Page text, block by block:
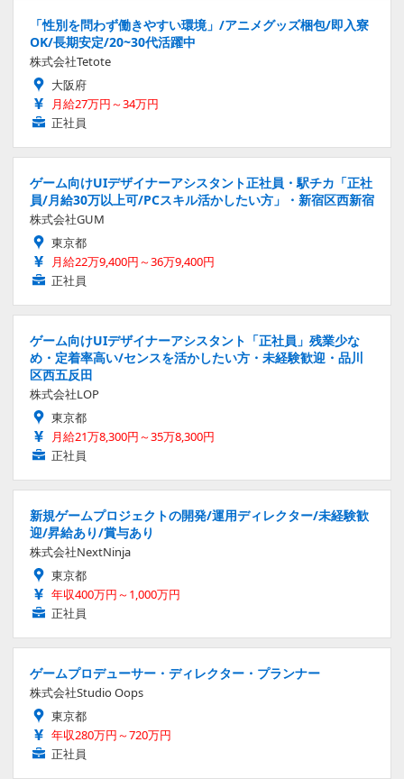
「性別を問わず働きやすい環境」/アニメグッズ梱包/即入寮
OK/長期安定/20~30代活躍中
株式会社Tetote
大阪府
月給27万円～34万円
正社員
ゲーム向けUIデザイナーアシスタント正社員・駅チカ「正社
員/月給30万以上可/PCスキル活かしたい方」・新宿区西新宿
株式会社GUM
東京都
月給22万9,400円～36万9,400円
正社員
ゲーム向けUIデザイナーアシスタント「正社員」残業少な
め・定着率高い/センスを活かしたい方・未経験歓迎・品川
区西五反田
株式会社LOP
東京都
月給21万8,300円～35万8,300円
正社員
新規ゲームプロジェクトの開発/運用ディレクター/未経験歓
迎/昇給あり/賞与あり
株式会社NextNinja
東京都
年収400万円～1,000万円
正社員
ゲームプロデューサー・ディレクター・プランナー
株式会社Studio Oops
東京都
年収280万円～720万円
正社員